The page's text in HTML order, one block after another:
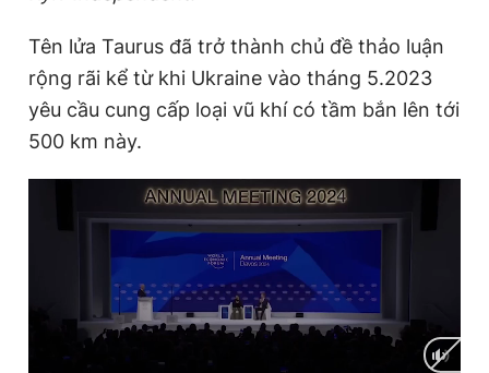
Tên lửa Taurus đã trở thành chủ đề thảo luận
rộng rãi kể từ khi Ukraine vào tháng 5.2023
yêu cầu cung cấp loại vũ khí có tầm bắn lên tới
500 km này.